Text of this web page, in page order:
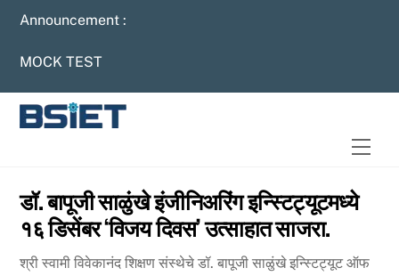
Skip
content
Announcement :
MOCK TEST
डॉ. बापूजी साळुंखे इंजीनिअरिंग इन्स्टिट्यूटमध्ये
१६ डिसेंबर ‘विजय दिवस’ उत्साहात साजरा.
श्री स्वामी विवेकानंद शिक्षण संस्थेचे डॉ. बापूजी साळुंखे इन्स्टिट्यूट ऑफ